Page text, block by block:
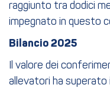
raggiunto tra dodici
impegnato in questo
Bilancio 2025
Il valore dei
allevatori ha superato